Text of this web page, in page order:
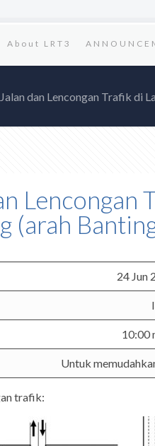
About LRT3
dan Lencongan Trafik di
Lencongan
(arah
24 Jun
10:00
Untuk
trafik: